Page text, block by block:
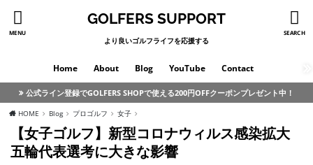
MENU SEARCH
GOLFERS SUPPORT
より良いゴルフライフを応援する
Home About Blog YouTube Contact
公式ライン登録でGOLFERS SHOPで使える200円OFFクーポンプレゼント中！
HOME Blog プロゴルフ 女子
【女子ゴルフ】新型コロナウィルス感染拡大
五輪代表選考に大きな影響